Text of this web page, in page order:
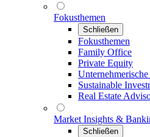
Fokusthemen
Schließen
Fokusthemen
Family Office
Private Equity
Sustainable
Real Estate
Market Insights &
Schließen